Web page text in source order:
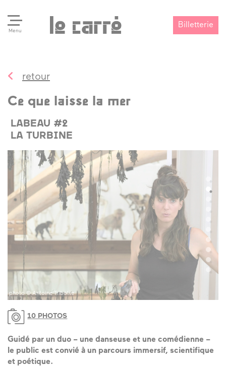
Menu
Billetterie
retour
Ce que laisse la mer
LABEAU #2
LA TURBINE
photo © Antoine Tribotte
10 PHOTOS
Guidé par un duo – une danseuse et une comédienne –
le public est convié à un parcours immersif, scientifique
et poétique.